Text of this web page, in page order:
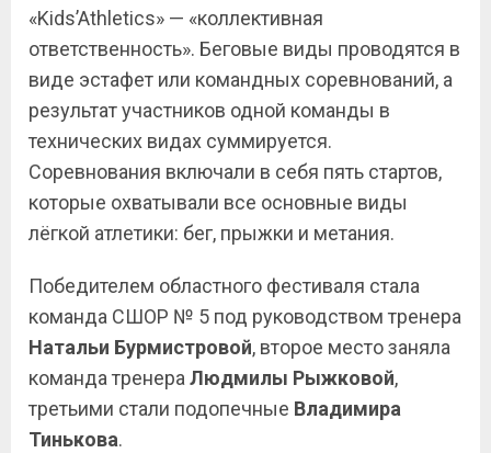
«Kids’Athletics» — «коллективная
ответственность». Беговые виды проводятся в
виде эстафет или командных соревнований, а
результат участников одной команды в
технических видах суммируется.
Соревнования включали в себя пять стартов,
которые охватывали все основные виды
лёгкой атлетики: бег, прыжки и метания.
Победителем областного фестиваля стала
команда СШОР № 5 под руководством тренера
Натальи Бурмистровой, второе место заняла
команда тренера Людмилы Рыжковой,
третьими стали подопечные Владимира
Тинькова.